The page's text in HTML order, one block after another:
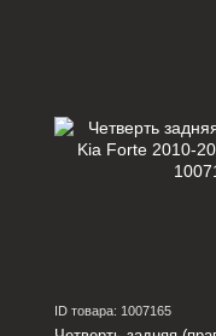
ID товара: 1007165